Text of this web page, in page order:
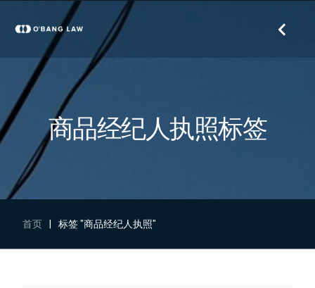
商品经纪人执照标签
首页 标签 "商品经纪人执照"